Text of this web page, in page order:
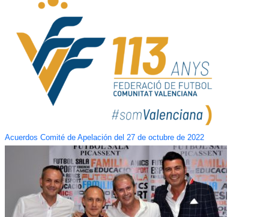
Acuerdos Comité de Apelación del 27 de octubre de 2022